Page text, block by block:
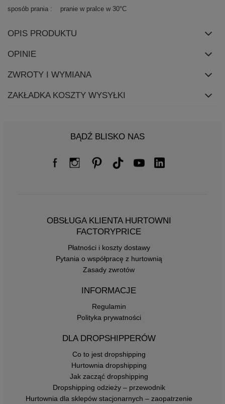
sposób prania pranie w pralce w 30°C
OPIS PRODUKTU
OPINIE
ZWROTY I WYMIANA
ZAKŁADKA KOSZTY WYSYŁKI
BĄDŹ BLISKO NAS
OBSŁUGA KLIENTA HURTOWNI
FACTORYPRICE
Płatności i koszty dostawy
Pytania o współpracę z hurtownią
Zasady zwrotów
INFORMACJE
Regulamin
Polityka prywatności
DLA DROPSHIPPERÓW
Co to jest dropshipping
Hurtownia dropshipping
Jak zacząć dropshipping
Dropshipping odzieży – przewodnik
Hurtownia dla sklepów stacjonarnych – zaopatrzenie